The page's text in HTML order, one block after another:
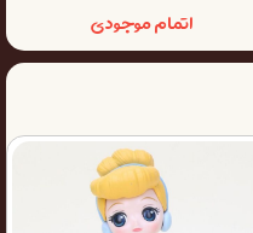
اتمام موجودی